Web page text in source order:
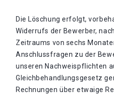
Die Löschung erfolgt,
Widerrufs der Bewerber,
Zeitraums von sechs
Anschlussfragen zu der
unseren Nachweispflichten
Gleichbehandlungsgesetz
Rechnungen über etwaige